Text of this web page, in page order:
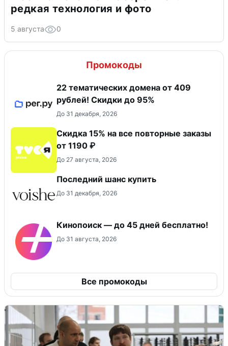
редкая технология и фото
5 августа 0
Промокоды
22 тематических домена от 409
рублей! Скидки до 95%
До 31 декабря, 2026
Скидка 15% на все повторные заказы
от 1190 ₽
До 27 августа, 2026
Последний шанс купить
До 31 декабря, 2026
Кинопоиск — до 45 дней бесплатно!
До 31 августа, 2026
Все промокоды